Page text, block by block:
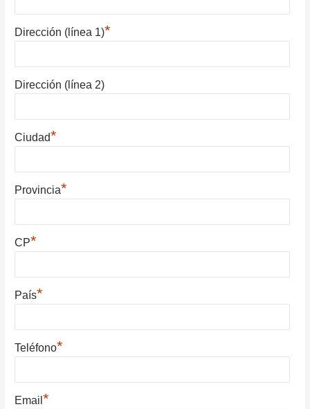
Dirección (línea 1)*
Dirección (línea 2)
Ciudad*
Provincia*
CP*
País*
Teléfono*
Email*